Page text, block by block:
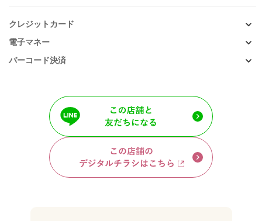
クレジットカード
電子マネー
バーコード決済